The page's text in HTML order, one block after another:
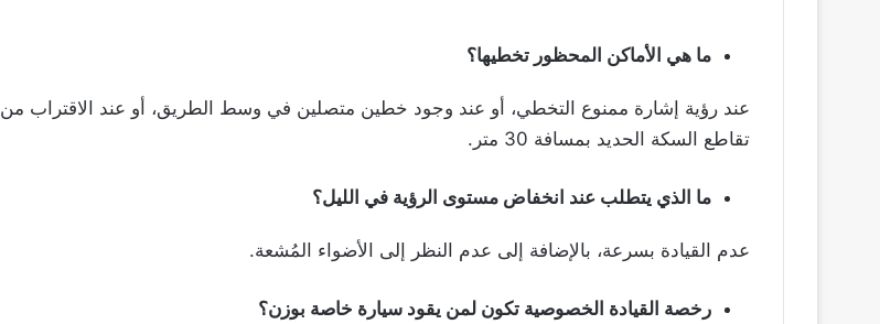
ما هي الأماكن المحظور تخطيها؟
عند رؤية إشارة ممنوع التخطي، أو عند وجود خطين متصلين في وسط الطريق، أو عند الاقتراب من
تقاطع السكة الحديد بمسافة 30 متر.
ما الذي يتطلب عند انخفاض مستوى الرؤية في الليل؟
عدم القيادة بسرعة، بالإضافة إلى عدم النظر إلى الأضواء المُشعة.
رخصة القيادة الخصوصية تكون لمن يقود سيارة خاصة بوزن؟